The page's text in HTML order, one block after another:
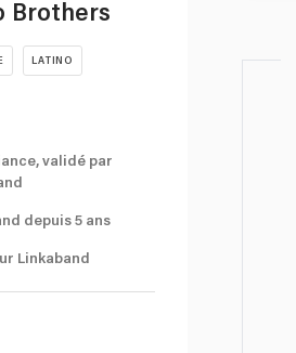
Brothers
LATINO
validé par
depuis 5 ans
Linkaband